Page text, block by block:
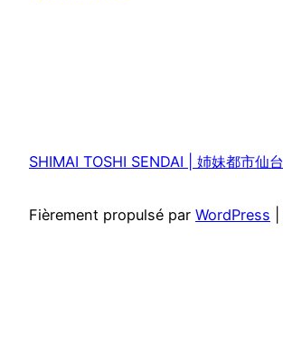
SHIMAI TOSHI SENDAI | 姉妹都市仙台
Fièrement propulsé par WordPress